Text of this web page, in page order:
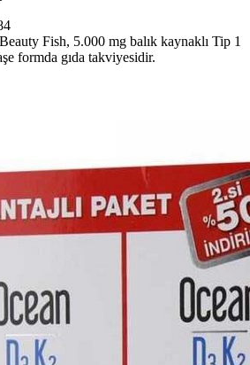
Fish, 5.000 mg balık kaynaklı Tip 1
formda gıda takviyesidir.